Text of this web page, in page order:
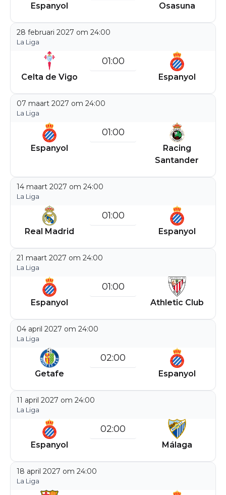
Espanyol Osasuna
28 februari 2027 om 24:00
La Liga
Celta de Vigo
01:00
Espanyol
07 maart 2027 om 24:00
La Liga
Espanyol
01:00
Racing
Santander
14 maart 2027 om 24:00
La Liga
Real Madrid
01:00
Espanyol
21 maart 2027 om 24:00
La Liga
Espanyol
01:00
Athletic Club
04 april 2027 om 24:00
La Liga
Getafe
02:00
Espanyol
11 april 2027 om 24:00
La Liga
Espanyol
02:00
Málaga
18 april 2027 om 24:00
La Liga